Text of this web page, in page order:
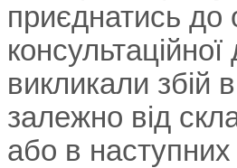
приєднатись до
викликали збій
залежно від
або в